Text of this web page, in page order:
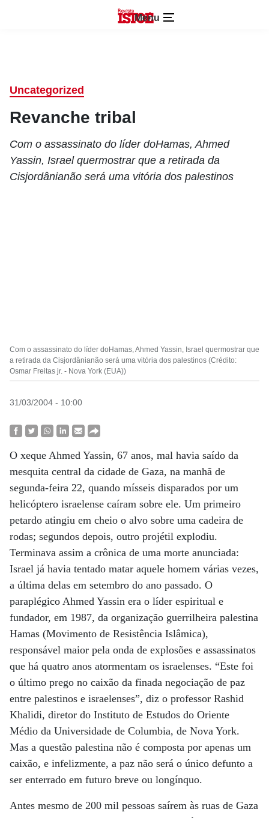
Menu
Uncategorized
Revanche tribal
Com o assassinato do líder doHamas, Ahmed
Yassin, Israel quermostrar que a retirada da
Cisjordânianão será uma vitória dos palestinos
Com o assassinato do líder doHamas, Ahmed Yassin, Israel quermostrar que
a retirada da Cisjordânianão será uma vitória dos palestinos (Crédito:
Osmar Freitas jr. - Nova York (EUA))
31/03/2004 - 10:00
O xeque Ahmed Yassin, 67 anos, mal havia saído da
mesquita central da cidade de Gaza, na manhã de
segunda-feira 22, quando mísseis disparados por um
helicóptero israelense caíram sobre ele. Um primeiro
petardo atingiu em cheio o alvo sobre uma cadeira de
rodas; segundos depois, outro projétil explodiu.
Terminava assim a crônica de uma morte anunciada:
Israel já havia tentado matar aquele homem várias vezes,
a última delas em setembro do ano passado. O
paraplégico Ahmed Yassin era o líder espiritual e
fundador, em 1987, da organização guerrilheira palestina
Hamas (Movimento de Resistência Islâmica),
responsável maior pela onda de explosões e assassinatos
que há quatro anos atormentam os israelenses. “Este foi
o último prego no caixão da finada negociação de paz
entre palestinos e israelenses”, diz o professor Rashid
Khalidi, diretor do Instituto de Estudos do Oriente
Médio da Universidade de Columbia, de Nova York.
Mas a questão palestina não é composta por apenas um
caixão, e infelizmente, a paz não será o único defunto a
ser enterrado em futuro breve ou longínquo.
Antes mesmo de 200 mil pessoas saírem às ruas de Gaza